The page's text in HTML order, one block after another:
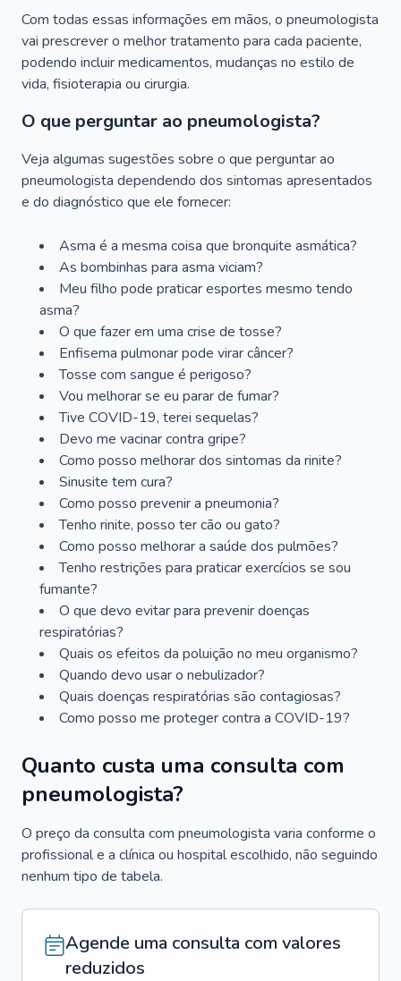
Com todas essas informações em mãos, o pneumologista
vai prescrever o melhor tratamento para cada paciente,
podendo incluir medicamentos, mudanças no estilo de
vida, fisioterapia ou cirurgia.
O que perguntar ao pneumologista?
Veja algumas sugestões sobre o que perguntar ao
pneumologista dependendo dos sintomas apresentados
e do diagnóstico que ele fornecer:
Asma é a mesma coisa que bronquite asmática?
As bombinhas para asma viciam?
Meu filho pode praticar esportes mesmo tendo
asma?
O que fazer em uma crise de tosse?
Enfisema pulmonar pode virar câncer?
Tosse com sangue é perigoso?
Vou melhorar se eu parar de fumar?
Tive COVID-19, terei sequelas?
Devo me vacinar contra gripe?
Como posso melhorar dos sintomas da rinite?
Sinusite tem cura?
Como posso prevenir a pneumonia?
Tenho rinite, posso ter cão ou gato?
Como posso melhorar a saúde dos pulmões?
Tenho restrições para praticar exercícios se sou
fumante?
O que devo evitar para prevenir doenças
respiratórias?
Quais os efeitos da poluição no meu organismo?
Quando devo usar o nebulizador?
Quais doenças respiratórias são contagiosas?
Como posso me proteger contra a COVID-19?
Quanto custa uma consulta com
pneumologista?
O preço da consulta com pneumologista varia conforme o
profissional e a clínica ou hospital escolhido, não seguindo
nenhum tipo de tabela.
Agende uma consulta com valores
reduzidos